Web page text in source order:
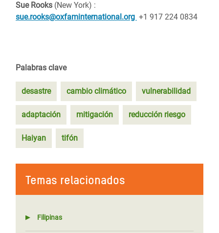
Sue Rooks (New York) :
sue.rooks@oxfaminternational.org +1 917 224 0834
Palabras clave
desastre cambio climático vulnerabilidad
adaptación mitigación reducción riesgo
Haiyan tifón
Temas relacionados
Filipinas